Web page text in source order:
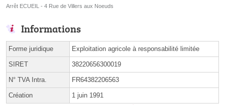
Arrêt ECUEIL - 4 Rue de Villers aux Noeuds
Informations
Forme juridique Exploitation agricole à responsabilité limitée
SIRET 38220656300019
N° TVA Intra. FR64382206563
Création 1 juin 1991